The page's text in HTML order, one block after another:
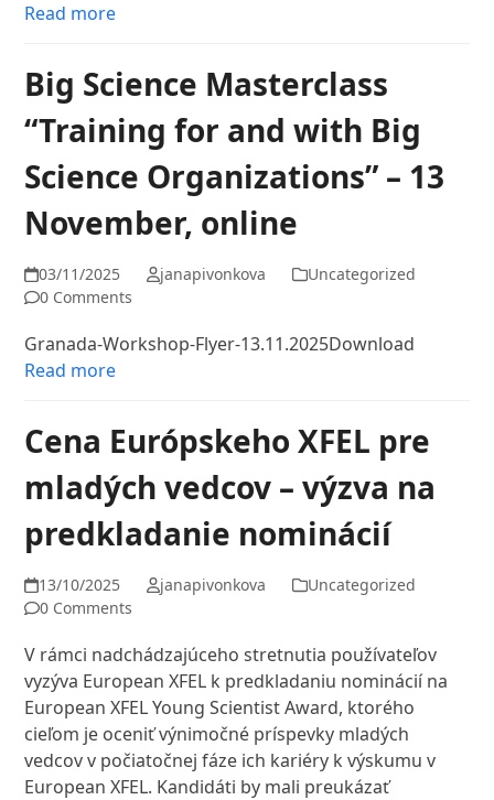
Read more
Big Science Masterclass
“Training for and with Big
Science Organizations” – 13
November, online
03/11/2025 janapivonkova
Uncategorized
0 Comments
Granada-Workshop-Flyer-13.11.2025Download
Read more
Cena Európskeho XFEL pre
mladých vedcov – výzva na
predkladanie nominácií
13/10/2025 janapivonkova
Uncategorized
0 Comments
V rámci nadchádzajúceho stretnutia používateľov
vyzýva European XFEL k predkladaniu nominácií na
European XFEL Young Scientist Award, ktorého
cieľom je oceniť výnimočné príspevky mladých
vedcov v počiatočnej fáze ich kariéry k výskumu v
European XFEL. Kandidáti by mali preukázať